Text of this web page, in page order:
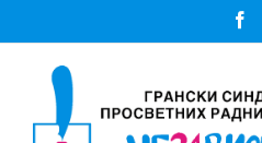
to